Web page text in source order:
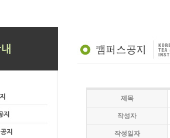
제목
작성자
작성일자